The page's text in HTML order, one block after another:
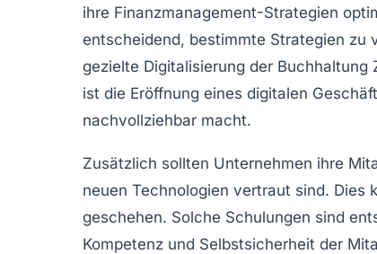
ihre Finanzmanagement-Strategien
entscheidend, bestimmte Strategien zu
gezielte Digitalisierung der Buchhaltung
ist die Eröffnung eines digitalen
nachvollziehbar macht.
Zusätzlich sollten Unternehmen ihre
neuen Technologien vertraut sind. Dies
geschehen. Solche Schulungen sind
Kompetenz und Selbstsicherheit der